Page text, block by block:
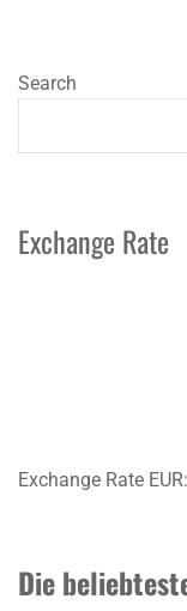
Search
Exchange Rate
Exchange Rate EUR
Die